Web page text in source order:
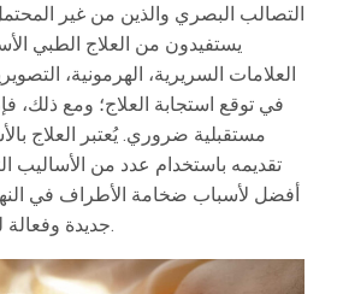
التصالب البصري والذين من غير
يستفيدون من العلاج الطبي
العلامات السريرية، الهرمونية،
في توقع استجابة العلاج؛ ومع ذلك،
مستقبلية ضروري. يُعتبر العلاج
تقديمه باستخدام عدد من الأساليب
أفضل لأسباب ضخامة الأطراف في
جديدة وفعالة لهذا الاضطراب المدمر.